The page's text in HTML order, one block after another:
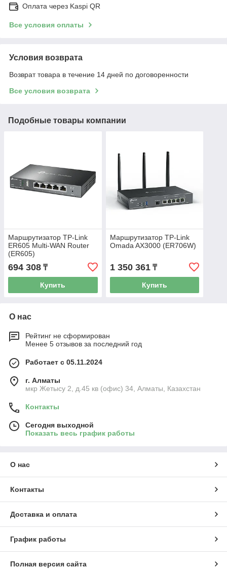
Оплата через Kaspi QR
Все условия оплаты
Условия возврата
Возврат товара в течение 14 дней по договоренности
Все условия возврата
Подобные товары компании
Маршрутизатор TP-Link
ER605 Multi-WAN Router
(ER605)
694 308 ₸
Купить
Маршрутизатор TP-Link
Omada AX3000 (ER706W)
1 350 361₸
Купить
О нас
Рейтинг не сформирован
Менее 5 отзывов за последний год
Работает с 05.11.2024
г. Алматы
мкр Жетысу 2, д.45 кв (офис) 34, Алматы, Казахстан
Контакты
Сегодня выходной
Показать весь график работы
О нас
Контакты
Доставка и оплата
График работы
Полная версия сайта